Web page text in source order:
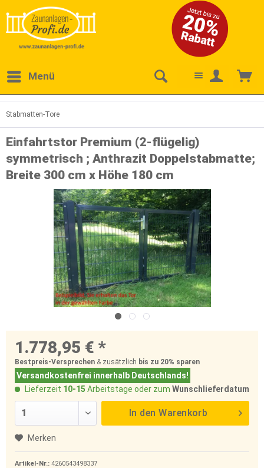
Menü
Stabmatten-Tore
Einfahrtstor Premium (2-flügelig)
symmetrisch ; Anthrazit Doppelstabmatte;
Breite 300 cm x Höhe 180 cm
1.778,95 € *
Bestpreis-Versprechen & zusätzlich bis zu 20% sparen
Versandkostenfrei innerhalb Deutschlands!
Lieferzeit 10-15 Arbeitstage oder zum Wunschlieferdatum
In den Warenkorb
Merken
Artikel-Nr.: 4260543498337